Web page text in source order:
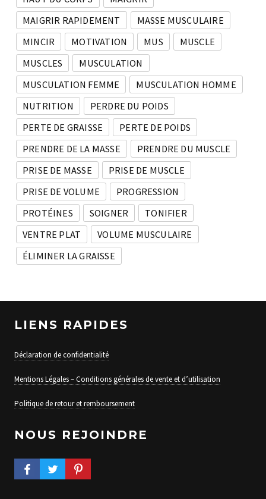
MAIGRIR RAPIDEMENT
MASSE MUSCULAIRE
MINCIR
MOTIVATION MUS
MUSCLE
MUSCLES
MUSCULATION
MUSCULATION FEMME
MUSCULATION HOMME
NUTRITION
PERDRE DU POIDS
PERTE DE GRAISSE
PERTE DE POIDS
PRENDRE DE LA MASSE
PRENDRE DU MUSCLE
PRISE DE MASSE
PRISE DE MUSCLE
PRISE DE VOLUME
PROGRESSION
PROTÉINES
SOIGNER
TONIFIER
VENTRE PLAT
VOLUME MUSCULAIRE
ÉLIMINER LA GRAISSE
LIENS RAPIDES
Déclaration de confidentialité
Mentions Légales – Conditions générales de vente et d’utilisation
Politique de retour et remboursement
NOUS REJOINDRE
FACEBOOK PROFILE
TWITTER PROFILEPINTEREST PROFILE